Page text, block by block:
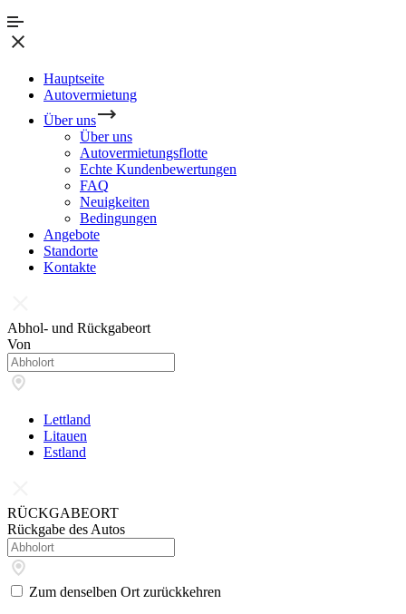
Hauptseite
Autovermietung
Über uns
Über uns
Autovermietungsflotte
Echte Kundenbewertungen
FAQ
Neuigkeiten
Bedingungen
Angebote
Standorte
Kontakte
Abhol- und Rückgabeort
Von
Lettland
Litauen
Estland
RÜCKGABEORT
Rückgabe des Autos
Zum denselben Ort zurückkehren